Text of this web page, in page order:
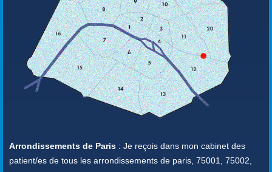
Arrondissements de Paris : Je reçois dans mon cabinet des
patient/es de tous les arrondissements de paris, 75001, 75002,